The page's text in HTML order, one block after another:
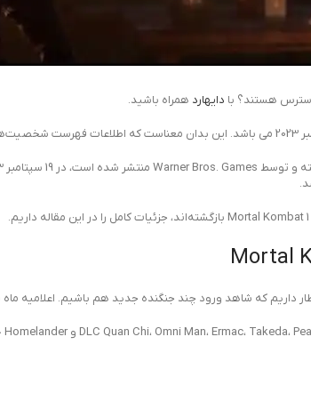
دایهارد همراه باشید.